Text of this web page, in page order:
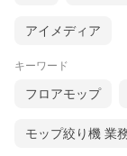
アイメディア
キーワード
フロアモップ
モップ絞り機 業